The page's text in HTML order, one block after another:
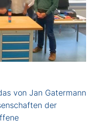
von Jan Gatermann
der